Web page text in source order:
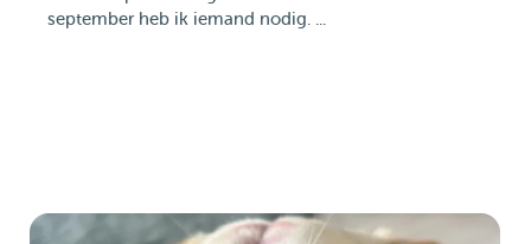
september heb ik iemand nodig. ...